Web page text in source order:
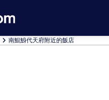
南鯤鯓代天府附近的飯店